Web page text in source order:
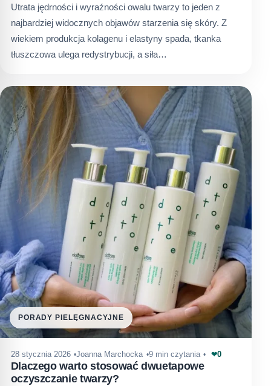
Utrata jędrności i wyraźności owalu twarzy to jeden z
najbardziej widocznych objawów starzenia się skóry. Z
wiekiem produkcja kolagenu i elastyny spada, tkanka
tłuszczowa ulega redystrybucji, a siła…
PORADY PIELĘGNACYJNE
28 stycznia 2026 Joanna Marchocka 9 min czytania ❤0
Dlaczego warto stosować dwuetapowe
oczyszczanie twarzy?